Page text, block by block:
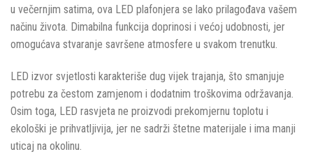
u večernjim satima, ova LED plafonjera se lako prilagođava vašem
načinu života. Dimabilna funkcija doprinosi i većoj udobnosti, jer
omogućava stvaranje savršene atmosfere u svakom trenutku.
LED izvor svjetlosti karakteriše dug vijek trajanja, što smanjuje
potrebu za čestom zamjenom i dodatnim troškovima održavanja.
Osim toga, LED rasvjeta ne proizvodi prekomjernu toplotu i
ekološki je prihvatljivija, jer ne sadrži štetne materijale i ima manji
uticaj na okolinu.